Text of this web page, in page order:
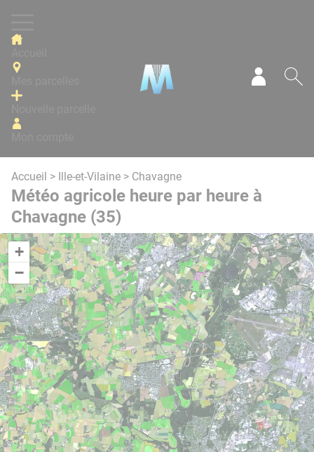
Accueil > Ille-et-Vilaine > Chavagne
Météo agricole heure par heure à
Chavagne (35)
+
−